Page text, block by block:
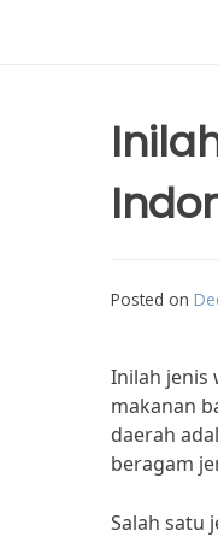
Posted on
Inilah jenis
makanan
daerah
beragam
Salah satu